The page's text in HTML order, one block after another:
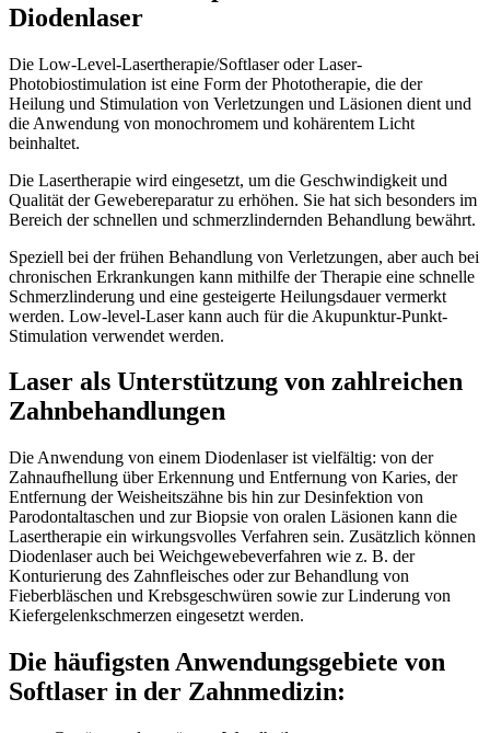
Diodenlaser
Die Low-Level-Lasertherapie/Softlaser oder Laser-
Photobiostimulation ist eine Form der Phototherapie, die der
Heilung und Stimulation von Verletzungen und Läsionen dient und
die Anwendung von monochromem und kohärentem Licht
beinhaltet.
Die Lasertherapie wird eingesetzt, um die Geschwindigkeit und
Qualität der Gewebereparatur zu erhöhen. Sie hat sich besonders im
Bereich der schnellen und schmerzlindernden Behandlung bewährt.
Speziell bei der frühen Behandlung von Verletzungen, aber auch bei
chronischen Erkrankungen kann mithilfe der Therapie eine schnelle
Schmerzlinderung und eine gesteigerte Heilungsdauer vermerkt
werden. Low-level-Laser kann auch für die Akupunktur-Punkt-
Stimulation verwendet werden.
Laser als Unterstützung von zahlreichen
Zahnbehandlungen
Die Anwendung von einem Diodenlaser ist vielfältig: von der
Zahnaufhellung über Erkennung und Entfernung von Karies, der
Entfernung der Weisheitszähne bis hin zur Desinfektion von
Parodontaltaschen und zur Biopsie von oralen Läsionen kann die
Lasertherapie ein wirkungsvolles Verfahren sein. Zusätzlich können
Diodenlaser auch bei Weichgewebeverfahren wie z. B. der
Konturierung des Zahnfleisches oder zur Behandlung von
Fieberbläschen und Krebsgeschwüren sowie zur Linderung von
Kiefergelenkschmerzen eingesetzt werden.
Die häufigsten Anwendungsgebiete von
Softlaser in der Zahnmedizin: